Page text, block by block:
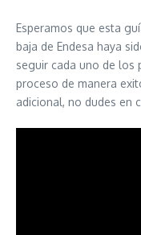
Esperamos que esta
baja de Endesa haya
seguir cada uno de los
proceso de manera
adicional, no dudes en